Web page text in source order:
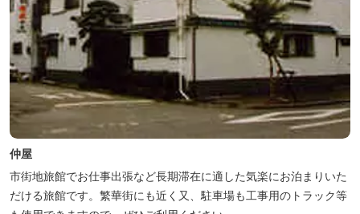
仲屋
市街地旅館でお仕事出張など長期滞在に適した気楽にお泊まりいた
だける旅館です。繁華街にも近く又、駐車場も工事用のトラック等